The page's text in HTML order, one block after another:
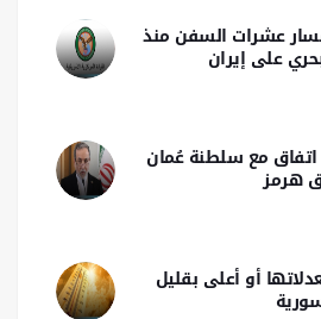
عشرات السفن منذ
على إيران
مع سلطنة عُمان
هرمز
أو أعلى بقليل